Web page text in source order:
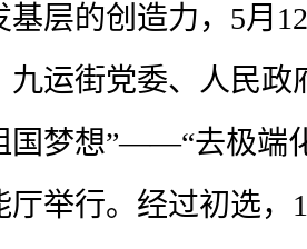
基层的创造力，5月
九运街党委、人民政
国梦想”——“去极端
厅举行。经过初选，